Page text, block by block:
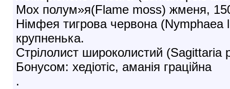
Мох полум»я(Flame moss) жменя,
Німфея тигрова червона
крупненька.
Стрілолист широколистий
Бонусом: хедіотіс, аманія граційна
.